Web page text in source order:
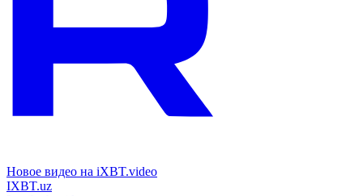
Новое видео на iXBT.video
IXBT.uz